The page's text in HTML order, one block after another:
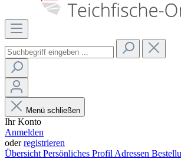
Menü schließen
Ihr Konto
Anmelden
oderregistrieren
Übersicht Persönliches Profil Adressen